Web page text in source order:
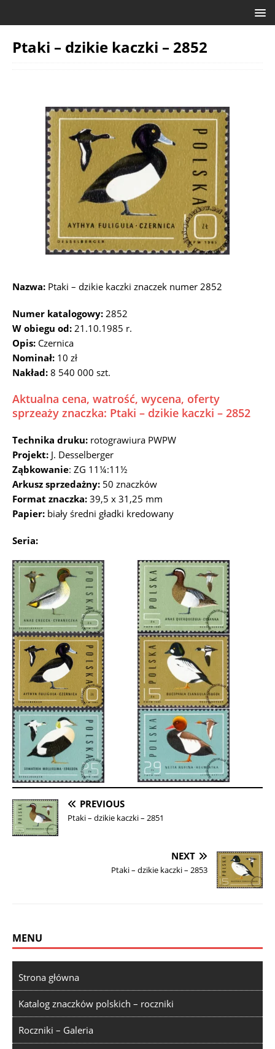
Ptaki – dzikie kaczki – 2852
Nazwa: Ptaki – dzikie kaczki znaczek numer 2852
Numer katalogowy: 2852
W obiegu od: 21.10.1985 r.
Opis: Czernica
Nominał: 10 zł
Nakład: 8 540 000 szt.
Aktualna cena, watrość, wycena, oferty
sprzeaży znaczka: Ptaki – dzikie kaczki – 2852
Technika druku: rotograwiura PWPW
Projekt: J. Desselberger
Ząbkowanie: ZG 11¼:11½
Arkusz sprzedażny: 50 znaczków
Format znaczka: 39,5 x 31,25 mm
Papier: biały średni gładki kredowany
Seria:
PREVIOUS
Ptaki – dzikie kaczki – 2851
NEXT
Ptaki – dzikie kaczki – 2853
MENU
Strona główna
Katalog znaczków polskich – roczniki
Roczniki – Galeria